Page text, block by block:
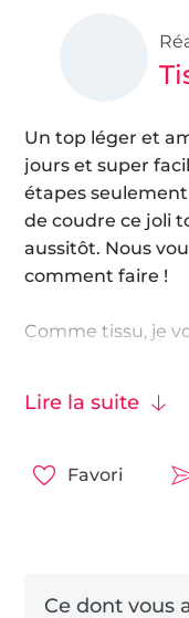
Un top léger et
jours et super
étapes
de coudre ce joli
aussitôt. Nous
comment faire !
Comme tissu, je
Tissu maille
Lisez les
Lire la suite
Favori